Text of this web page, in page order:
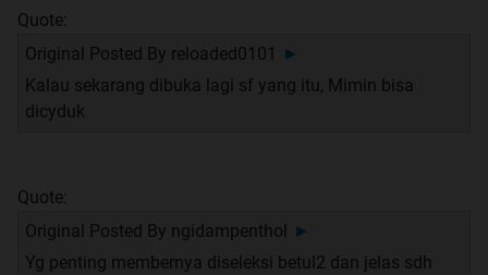
Quote:
Original Posted By reloaded0101
►
Kalau sekarang dibuka lagi sf yang itu, Mimin bisa
dicyduk
Quote:
Original Posted By ngidampenthol
►
Yg penting membernya diseleksi betul2 dan jelas sdh